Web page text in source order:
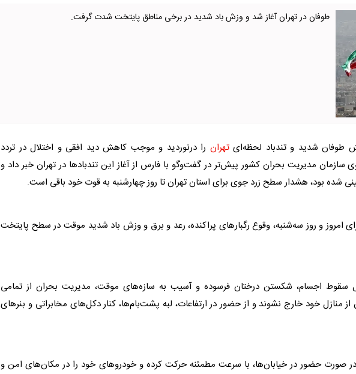
طوفان در تهران آغاز شد و وزش باد شدید در برخی مناطق پایتخت شدت گرفت.
طوفان شدید و تندباد لحظه‌ایتهران را درنوردید و موجب کاهش دید افقی و اختلال در تردد
مدیریت بحران کشور پیش‌تر در گفت‌و‌گو با فارس از آغاز این تندباد‌ها در تهرانخبر داد و
شده بود، هشدار سطح زرد جوی برای استانتهرانتا روز چهارشنبه به قوت خود باقی است.
امروز و روز سه‌شنبه، وقوع رگبار‌های پراکنده، رعد و برق و وزش باد شدید موقت در سطح پایتخت
سقوط اجسام، شکستن درختان فرسوده و آسیب به سازه‌های موقت، مدیریت بحران از تمامی
منازل خود خارج نشوند و از حضور در ارتفاعات، لبه پشت‌بام‌ها، کنار دکل‌های مخابراتی و بنر‌های
صورت حضور در خیابان‌ها، با سرعت مطمئنه حرکت کرده و خودرو‌های خود را در مکان‌های امن و